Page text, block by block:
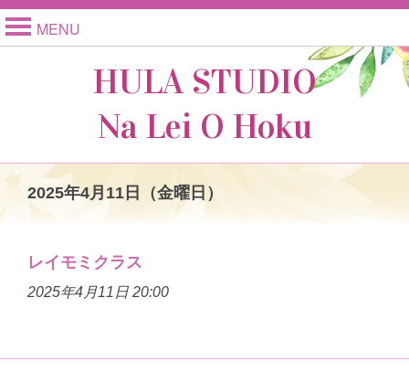
MENU
HULA STUDIO
Na Lei O Hoku
2025年4月11日（金曜日）
レイモミクラス
2025年4月11日 20:00